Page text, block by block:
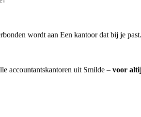
wordt aan Een kantoor dat bij je past.
accountantskantoren uit Smilde – voor